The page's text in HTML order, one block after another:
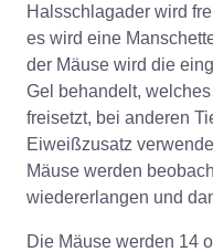
Halsschlagader wird
es wird eine
der Mäuse wird die
Gel behandelt,
freisetzt, bei anderen
Eiweißzusatz
Mäuse werden
wiedererlangen und
Die Mäuse werden 14